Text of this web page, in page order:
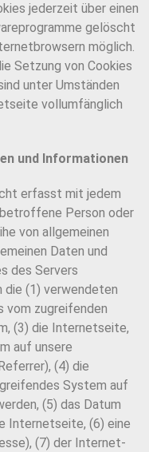
jederzeit über einen
gelöscht
möglich.
Setzung von Cookies
unter Umständen
vollumfänglich
und Informationen
erfasst mit jedem
Person oder
von allgemeinen
Daten und
des Servers
die (1) verwendeten
vom zugreifenden
(3) die Internetseite,
auf unsere
(4) die
System auf
(5) das Datum
Internetseite, (6) eine
(7) der Internet-